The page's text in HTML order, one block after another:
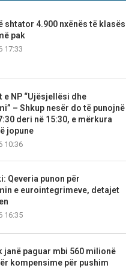
shtator 4.900 nxënës të klasës
pak
17:33
e NP “Ujësjellësi dhe
– Shkup nesër do të punojnë
deri në 15:30, e mërkura
jopune
10:36
Qeveria punon për
e eurointegrimeve, detajet
16:35
janë paguar mbi 560 milionë
kompensime për pushim